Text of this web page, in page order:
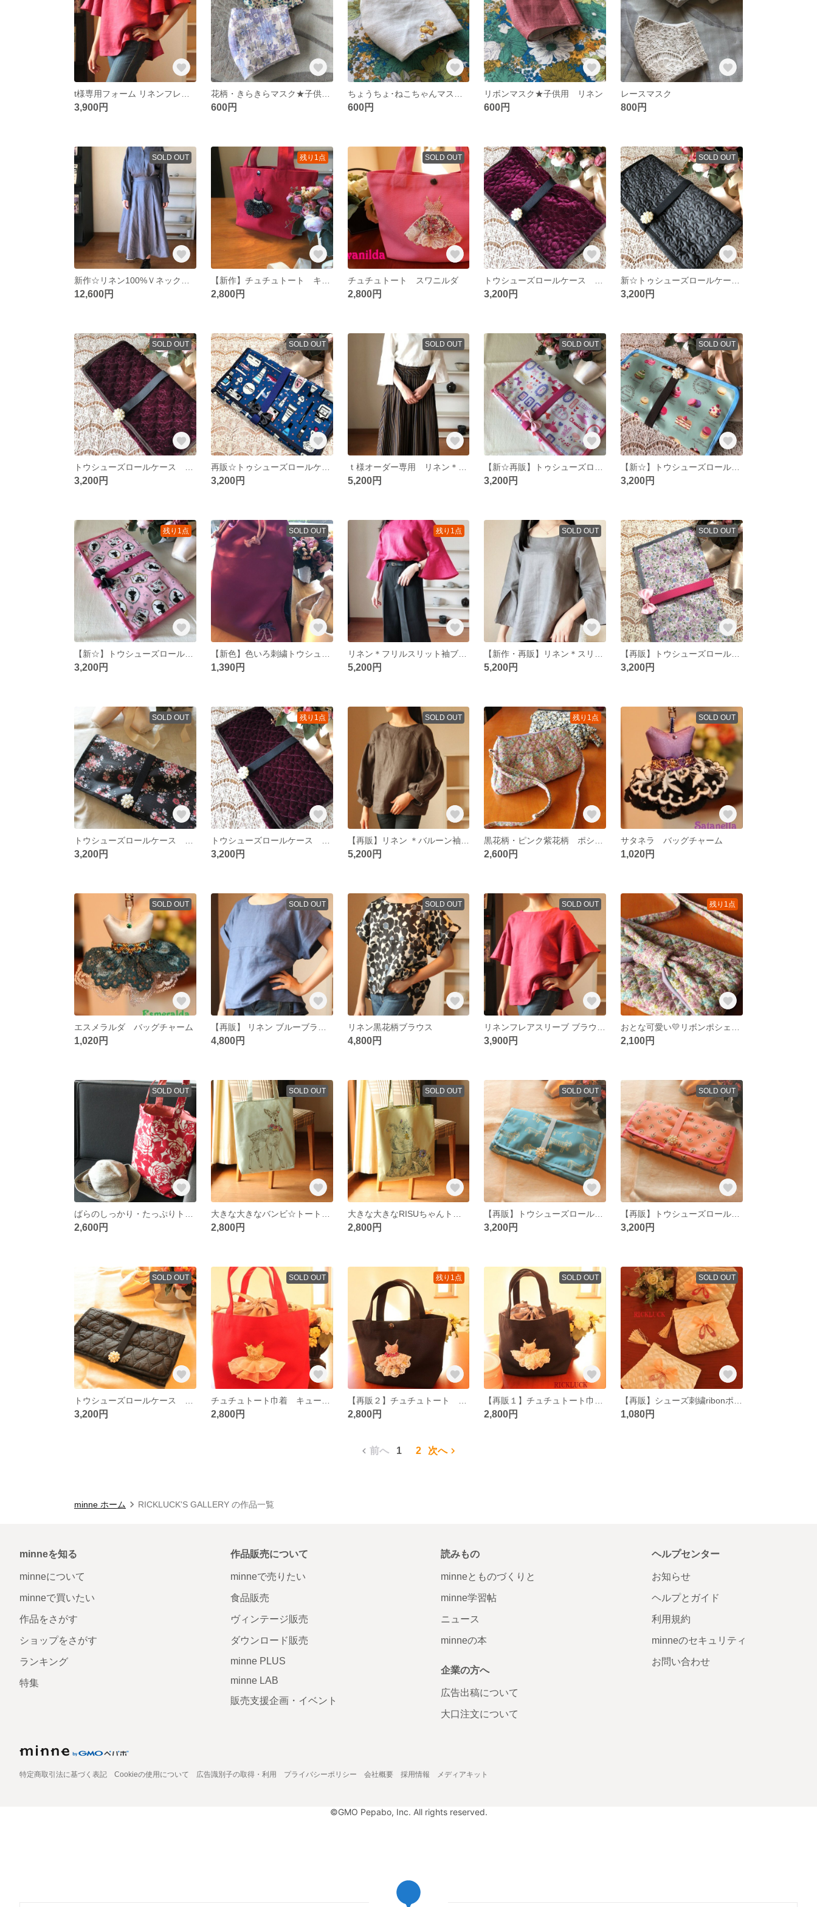
3,900円
花柄・きらきらマスク★子供用 ガーゼ コットン
600円 600円
リボンマスク★子供用 リネン
600円
レースマスク
800円
SOLD OUT
12,600円
残り1点
2,800円
SOLD OUT
チュチュトート スワニルダ
2,800円 3,200円
SOLD OUT
3,200円
SOLD OUT
3,200円
SOLD OUT
3,200円
SOLD OUT
5,200円
SOLD OUT
3,200円
SOLD OUT
3,200円
残り1点
3,200円
SOLD OUT
1,390円
残り1点
リネン＊フリルスリット袖ブラウス
5,200円
SOLD OUT
5,200円
SOLD OUT
3,200円
SOLD OUT
3,200円
残り1点
3,200円
SOLD OUT
5,200円
残り1点
2,600円
SOLD OUT
サタネラ バッグチャーム
1,020円
SOLD OUT
エスメラルダ バッグチャーム
1,020円
SOLD OUT
4,800円
SOLD OUT
リネン黒花柄ブラウス
4,800円
SOLD OUT
3,900円
残り1点
2,100円
SOLD OUT
2,600円
SOLD OUT
2,800円
SOLD OUT
2,800円
SOLD OUT
3,200円
SOLD OUT
3,200円
SOLD OUT
3,200円
SOLD OUT
2,800円
残り1点
2,800円
SOLD OUT
2,800円
SOLD OUT
1,080円
前へ 1 2 次へ
minne ホーム RICKLUCK'S GALLERY の作品一覧
minneを知る
minneについて
minneで買いたい
作品をさがす
ショップをさがす
ランキング
特集
作品販売について
minneで売りたい
食品販売
ヴィンテージ販売
ダウンロード販売
minne PLUS
minne LAB
販売支援企画・イベント
読みもの
minneとものづくりと
minne学習帖
ニュース
minneの本
企業の方へ
広告出稿について
大口注文について
ヘルプセンター
お知らせ
ヘルプとガイド
利用規約
minneのセキュリティ
お問い合わせ
特定商取引法に基づく表記 Cookieの使用について 広告識別子の取得・利用 プライバシーポリシー 会社概要 採用情報 メディアキット
©GMO Pepabo, Inc. All rights reserved.